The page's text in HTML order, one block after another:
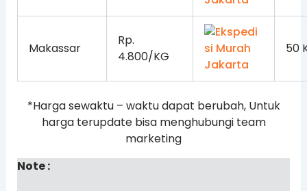
Makassar
Rp.
4.800/KG
50
*Harga sewaktu – waktu dapat berubah, Untuk
harga terupdate bisa menghubungi team
marketing
Note :